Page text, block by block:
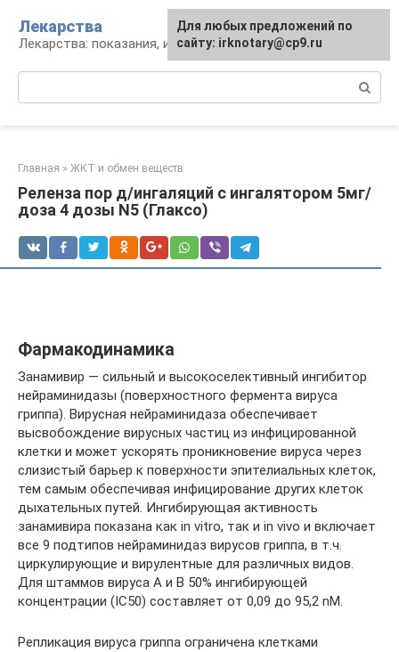
контенту
Лекарства
Лекарства: показания, инструкция, аналоги
Главная » ЖКТ и обмен веществ
Реленза пор д/ингаляций с ингалятором 5мг/
доза 4 дозы N5 (Глаксо)
Фармакодинамика
Занамивир — сильный и высокоселективный ингибитор
нейраминидазы (поверхностного фермента вируса
гриппа). Вирусная нейраминидаза обеспечивает
высвобождение вирусных частиц из инфицированной
клетки и может ускорять проникновение вируса через
слизистый барьер к поверхности эпителиальных клеток,
тем самым обеспечивая инфицирование других клеток
дыхательных путей. Ингибирующая активность
занамивира показана как in vitro, так и in vivo и включает
все 9 подтипов нейраминидаз вирусов гриппа, в т.ч.
циркулирующие и вирулентные для различных видов.
Для штаммов вируса А и В 50% ингибирующей
концентрации (IC50) составляет от 0,09 до 95,2 nM.
Репликация вируса гриппа ограничена клетками
Для любых предложений по
сайту: irknotary@cp9.ru